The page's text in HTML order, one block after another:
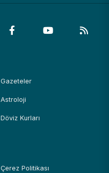
Gazeteler
Astroloji
Döviz Kurları
Çerez Politikası